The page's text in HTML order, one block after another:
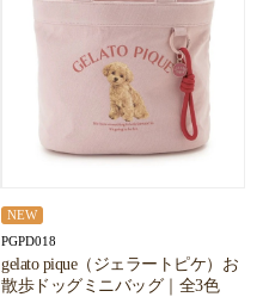
NEW
PGPD018
gelato pique（ジェラートピケ）お
散歩ドッグミニバッグ｜全3色